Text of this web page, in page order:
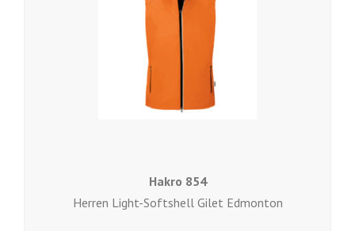
Hakro 854
Herren Light-Softshell Gilet Edmonton